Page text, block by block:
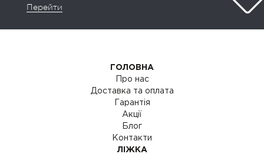
Перейти
ГОЛОВНА
Про нас
Доставка та оплата
Гарантія
Акції
Блог
Контакти
ЛІЖКА